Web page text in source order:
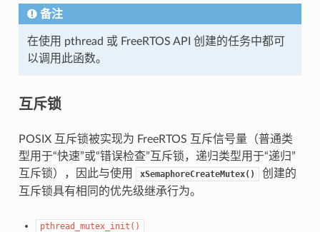
备注
在使用 pthread 或 FreeRTOS API 创建的任务中都可
以调用此函数。
互斥锁
POSIX 互斥锁被实现为 FreeRTOS 互斥信号量（普通类
型用于“快速”或“错误检查”互斥锁，递归类型用于“递归”
互斥锁），因此与使用
xSemaphoreCreateMutex()
创建的
互斥锁具有相同的优先级继承行为。
pthread_mutex_init()